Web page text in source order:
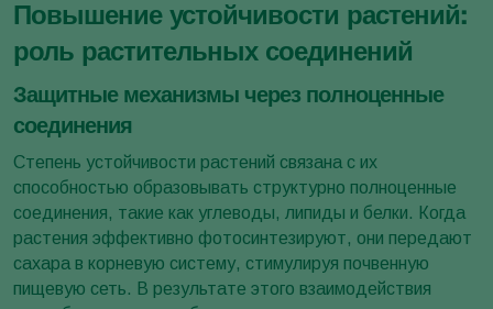
Повышение устойчивости растений:
роль растительных соединений
Защитные механизмы через полноценные
соединения
Степень устойчивости растений связана с их
способностью образовывать структурно полноценные
соединения, такие как углеводы, липиды и белки. Когда
растения эффективно фотосинтезируют, они передают
сахара в корневую систему, стимулируя почвенную
пищевую сеть. В результате этого взаимодействия